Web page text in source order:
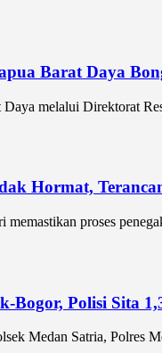
Barat Daya
melalui Direktorat
Hormat,
proses
Bogor, Polisi Sita
Medan Satria, Polres